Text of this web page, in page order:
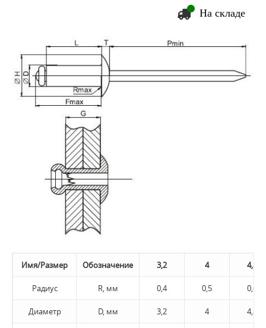
На складе
Имя/Размер Обозначение 3,2 4 4,8
Радиус R, мм 0,4 0,5 0,6
Диаметр D, мм 3,2 4 4,8